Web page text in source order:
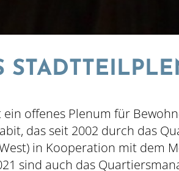
offenes Plenum für
das seit 2002 durch das
in Kooperation mit dem
sind auch das